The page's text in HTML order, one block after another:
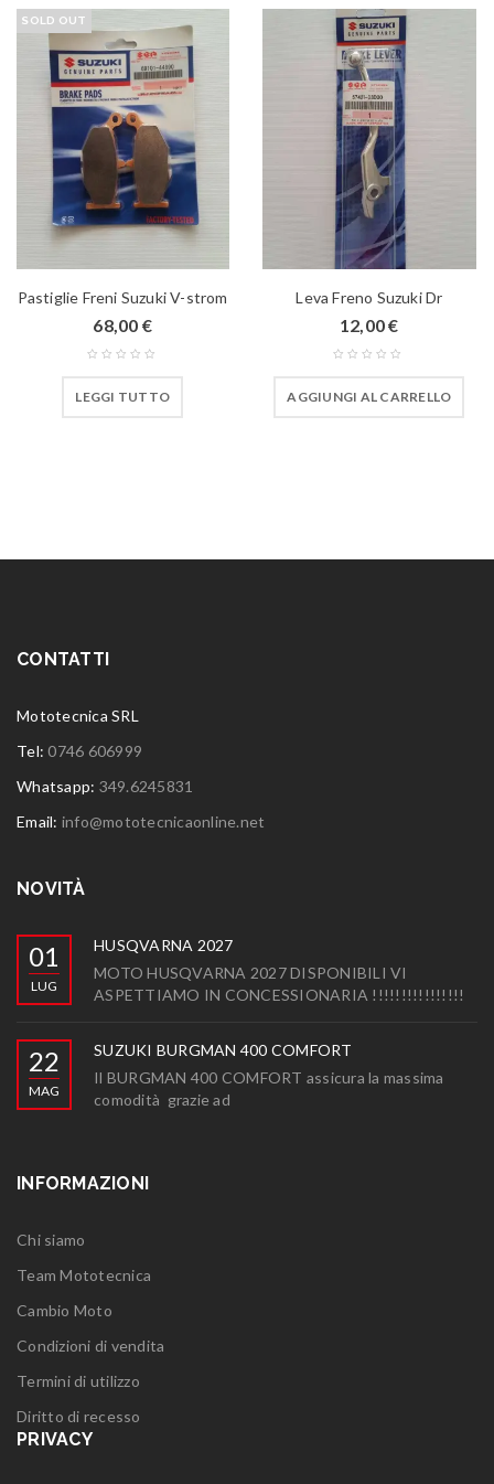
SOLD OUT
Pastiglie Freni Suzuki V-strom
68,00 €
LEGGI TUTTO
Leva Freno Suzuki Dr
12,00€
AGGIUNGI AL CARRELLO
CONTATTI
Mototecnica SRL
Tel:0746 606999
Whatsapp: 349.6245831
Email: info@mototecnicaonline.net
NOVITÀ
01
LUG
HUSQVARNA 2027
MOTO HUSQVARNA 2027 DISPONIBILI VI
ASPETTIAMO IN CONCESSIONARIA !!!!!!!!!!!!!!!!
22
MAG
SUZUKI BURGMAN 400 COMFORT
Il BURGMAN 400 COMFORT assicura la massima
comodità grazie ad
INFORMAZIONI
Chi siamo
Team Mototecnica
Cambio Moto
Condizioni di vendita
Termini di utilizzo
Diritto di recesso
PRIVACY